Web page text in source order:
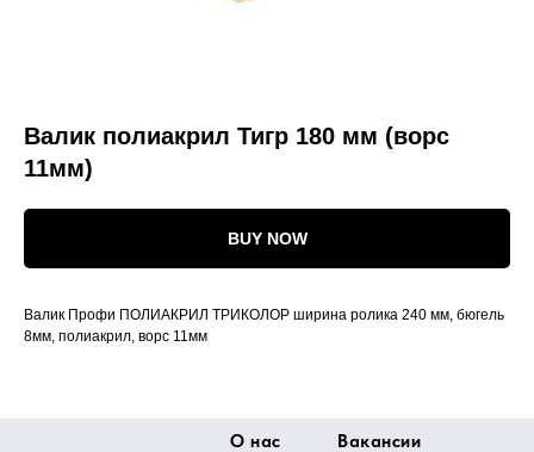
Валик полиакрил Тигр 180 мм (ворс
11мм)
BUY NOW
Валик Профи ПОЛИАКРИЛ ТРИКОЛОР ширина ролика 240 мм, бюгель
8мм, полиакрил, ворс 11мм
О нас Вакансии